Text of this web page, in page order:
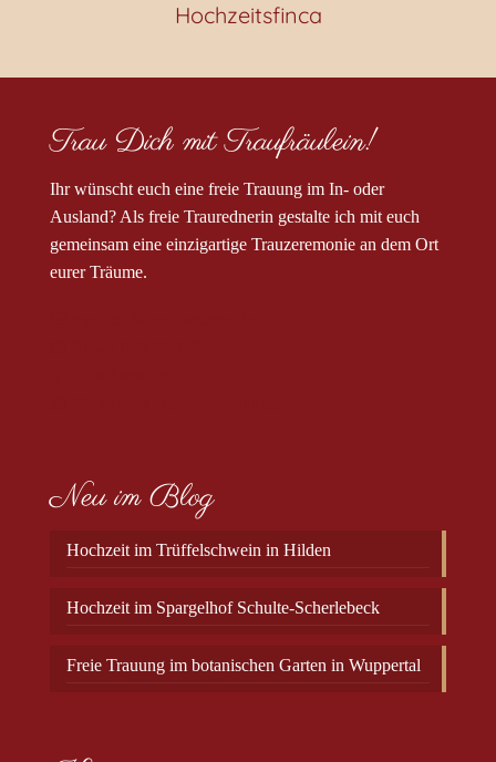
Hochzeitsfinca
Trau Dich mit Traufräulein!
Ihr wünscht euch eine freie Trauung im In- oder
Ausland? Als freie Traurednerin gestalte ich mit euch
gemeinsam eine einzigartige Trauzeremonie an dem Ort
eurer Träume.
Neu im Blog
Hochzeit im Trüffelschwein in Hilden
Hochzeit im Spargelhof Schulte-Scherlebeck
Freie Trauung im botanischen Garten in Wuppertal